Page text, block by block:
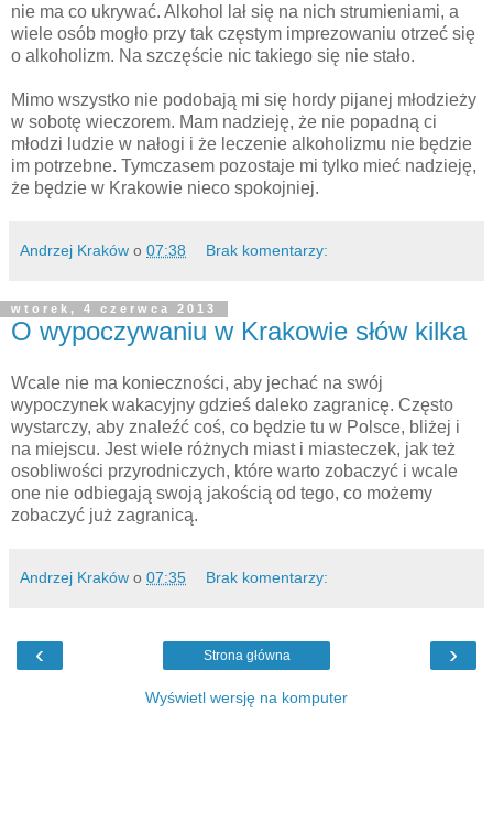
nie ma co ukrywać. Alkohol lał się na nich strumieniami, a
wiele osób mogło przy tak częstym imprezowaniu otrzeć się
o alkoholizm. Na szczęście nic takiego się nie stało.
Mimo wszystko nie podobają mi się hordy pijanej młodzieży
w sobotę wieczorem. Mam nadzieję, że nie popadną ci
młodzi ludzie w nałogi i że leczenie alkoholizmu nie będzie
im potrzebne. Tymczasem pozostaje mi tylko mieć nadzieję,
że będzie w Krakowie nieco spokojniej.
Andrzej Kraków o 07:38 Brak komentarzy:
wtorek, 4 czerwca 2013
O wypoczywaniu w Krakowie słów kilka
Wcale nie ma konieczności, aby jechać na swój
wypoczynek wakacyjny gdzieś daleko zagranicę. Często
wystarczy, aby znaleźć coś, co będzie tu w Polsce, bliżej i
na miejscu. Jest wiele różnych miast i miasteczek, jak też
osobliwości przyrodniczych, które warto zobaczyć i wcale
one nie odbiegają swoją jakością od tego, co możemy
zobaczyć już zagranicą.
Andrzej Kraków o 07:35 Brak komentarzy:
‹ ›
Strona główna
Wyświetl wersję na komputer